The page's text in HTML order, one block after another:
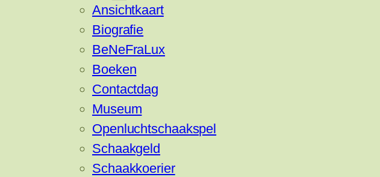
Ansichtkaart
Biografie
BeNeFraLux
Boeken
Contactdag
Museum
Openluchtschaakspel
Schaakgeld
Schaakkoerier